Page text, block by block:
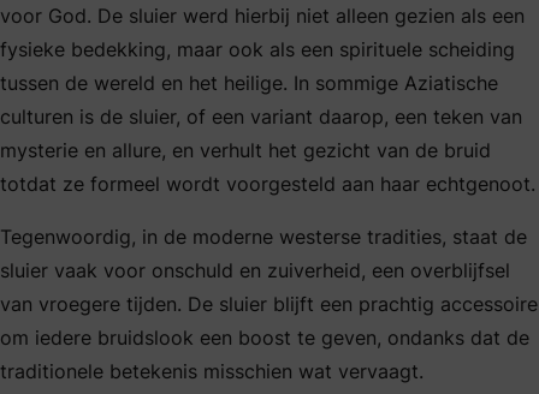
voor God. De sluier werd hierbij niet alleen gezien als een
fysieke bedekking, maar ook als een spirituele scheiding
tussen de wereld en het heilige. In sommige Aziatische
culturen is de sluier, of een variant daarop, een teken van
mysterie en allure, en verhult het gezicht van de bruid
totdat ze formeel wordt voorgesteld aan haar echtgenoot.
Tegenwoordig, in de moderne westerse tradities, staat de
sluier vaak voor onschuld en zuiverheid, een overblijfsel
van vroegere tijden. De sluier blijft een prachtig accessoire
om iedere bruidslook een boost te geven, ondanks dat de
traditionele betekenis misschien wat vervaagt.